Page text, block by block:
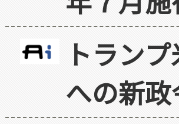
トラン
への新